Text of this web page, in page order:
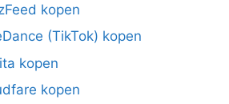
kopen
(TikTok) kopen
kopen
kopen